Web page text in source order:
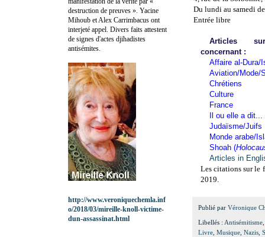
Du lundi au samedi
Entrée libre
Articles
concernant :
Affaire al-Dura/
Aviation/Mode/
Chrétiens
Culture
France
Il ou elle a dit...
Judaïsme/Juifs
Monde arabe/
Shoah (
Articles in
Les citations sur le
2019.
Publié par Véronique
Libellés : Antisémitisme
Livre Musique Nazis
destruction de preuves ». Yacine
Mihoub et Alex Carrimbacus ont
interjeté appel. Divers faits attestent
de signes d'actes djihadistes
antisémites.
http://www.veroniquechemla.inf
o/2018/03/mireille-knoll-victime-
dun-assassinat.html